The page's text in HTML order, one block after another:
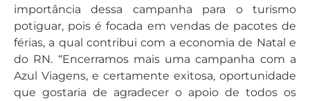
importância dessa campanha para o turismo
potiguar, pois é focada em vendas de pacotes de
férias, a qual contribui com a economia de Natal e
do RN. “Encerramos mais uma campanha com a
Azul Viagens, e certamente exitosa, oportunidade
que gostaria de agradecer o apoio de todos os